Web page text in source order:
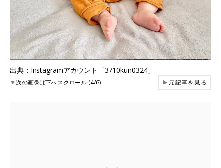
出典：Instagramアカウント「3710kun0324」
▼次の画像は下へスクロール (4/6) ▶元記事を見る